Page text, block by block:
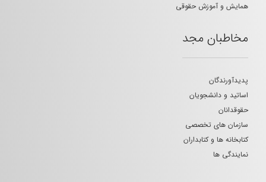
همایش و آموزش حقوقی
مخاطبان مجد
پدیدآورندگان
اساتید و دانشجویان
حقوقدانان
سازمان های تخصصی
کتابخانه ها و کتابداران
نمایندگی ها